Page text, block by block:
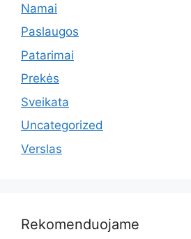
Namai
Paslaugos
Patarimai
Prekės
Sveikata
Uncategorized
Verslas
Rekomenduojame